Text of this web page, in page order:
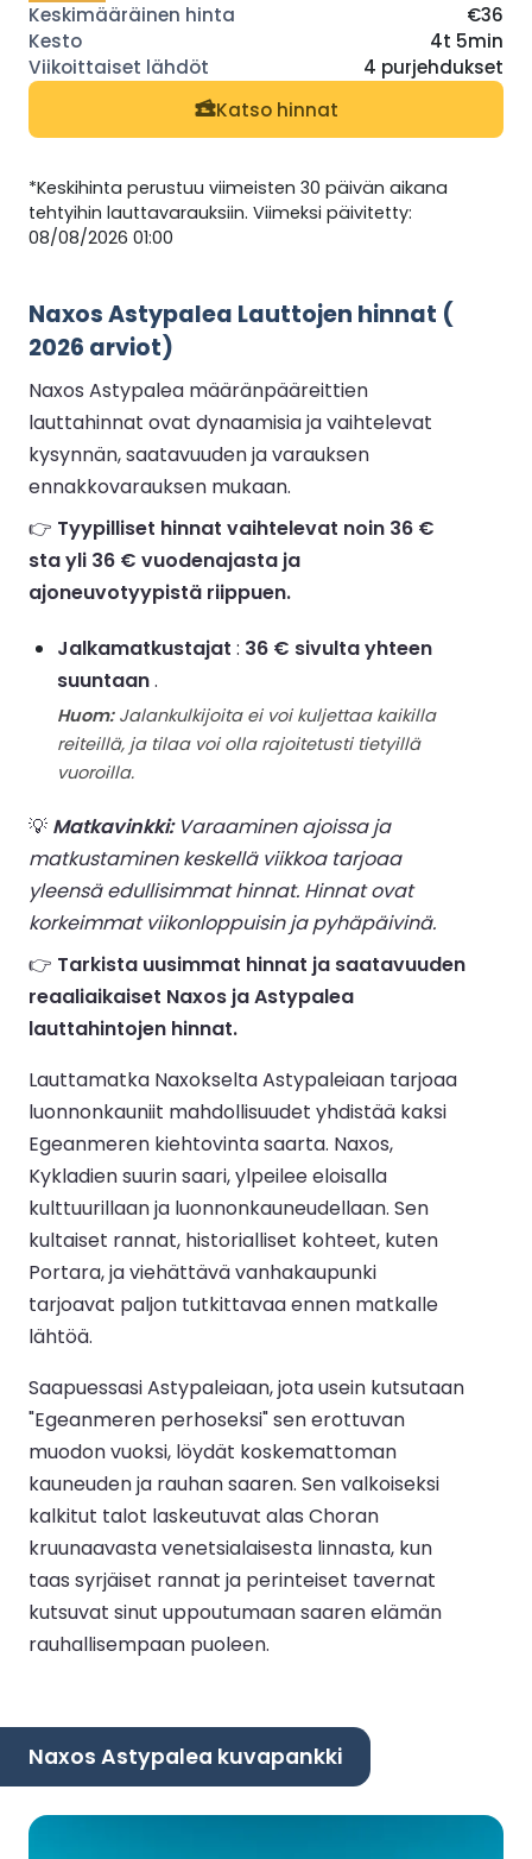
€36
4t 5min
4 purjehdukset
Katso hinnat
*Keskihinta perustuu viimeisten 30 päivän aikana
tehtyihin lauttavarauksiin. Viimeksi päivitetty:
08/08/2026 01:00
Naxos Astypalea Lauttojen hinnat (
2026 arviot)
Naxos Astypalea määränpääreittien
lauttahinnat ovat dynaamisia ja vaihtelevat
kysynnän, saatavuuden ja varauksen
ennakkovarauksen mukaan.
👉 Tyypilliset hinnat vaihtelevat noin 36 €
sta yli 36 € vuodenajasta ja
ajoneuvotyypistä riippuen.
Jalkamatkustajat : 36 € sivulta yhteen
suuntaan.
Huom:Jalankulkijoita ei voi kuljettaa kaikilla
reiteillä, ja tilaa voi olla rajoitetusti tietyillä
vuoroilla.
💡 Matkavinkki:Varaaminen ajoissa ja
matkustaminen keskellä viikkoa tarjoaa
yleensä edullisimmat hinnat. Hinnat ovat
korkeimmat viikonloppuisin ja pyhäpäivinä.
👉 Tarkista uusimmat hinnat ja saatavuuden
reaaliaikaiset Naxos ja Astypalea
lauttahintojen hinnat.
Lauttamatka Naxokselta Astypaleiaan tarjoaa
luonnonkauniit mahdollisuudet yhdistää kaksi
Egeanmeren kiehtovinta saarta. Naxos,
Kykladien suurin saari, ylpeilee eloisalla
kulttuurillaan ja luonnonkauneudellaan. Sen
kultaiset rannat, historialliset kohteet, kuten
Portara, ja viehättävä vanhakaupunki
tarjoavat paljon tutkittavaa ennen matkalle
lähtöä.
Saapuessasi Astypaleiaan, jota usein kutsutaan
"Egeanmeren perhoseksi" sen erottuvan
muodon vuoksi, löydät koskemattoman
kauneuden ja rauhan saaren. Sen valkoiseksi
kalkitut talot laskeutuvat alas Choran
kruunaavasta venetsialaisesta linnasta, kun
taas syrjäiset rannat ja perinteiset tavernat
kutsuvat sinut uppoutumaan saaren elämän
rauhallisempaan puoleen.
Naxos Astypalea kuvapankki